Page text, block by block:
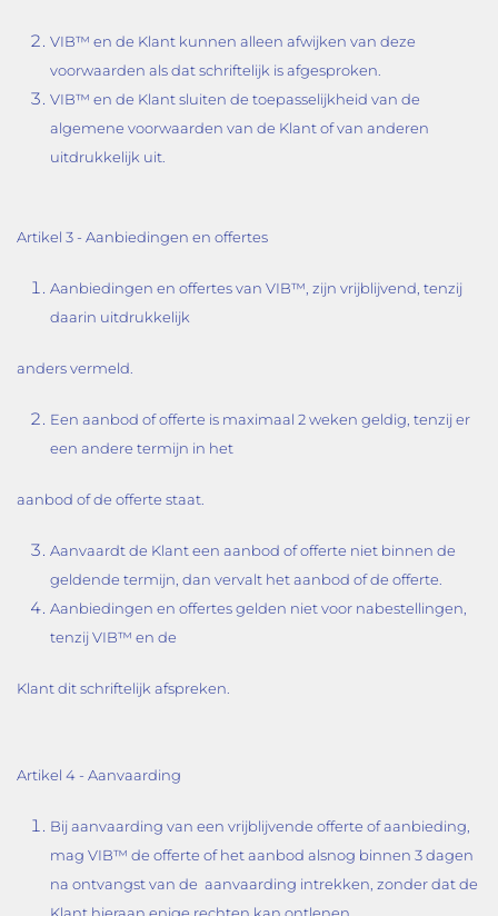
VIB™ en de Klant kunnen alleen afwijken van deze
voorwaarden als dat schriftelijk is afgesproken.
VIB™ en de Klant sluiten de toepasselijkheid van de
algemene voorwaarden van de Klant of van anderen
uitdrukkelijk uit.
Artikel 3 - Aanbiedingen en offertes
Aanbiedingen en offertes van VIB™, zijn vrijblijvend, tenzij
daarin uitdrukkelijk
anders vermeld.
Een aanbod of offerte is maximaal 2 weken geldig, tenzij er
een andere termijn in het
aanbod of de offerte staat.
Aanvaardt de Klant een aanbod of offerte niet binnen de
geldende termijn, dan vervalt het aanbod of de offerte.
Aanbiedingen en offertes gelden niet voor nabestellingen,
tenzij VIB™ en de
Klant dit schriftelijk afspreken.
Artikel 4 - Aanvaarding
Bij aanvaarding van een vrijblijvende offerte of aanbieding,
mag VIB™ de offerte of het aanbod alsnog binnen 3 dagen
na ontvangst van de aanvaarding intrekken, zonder dat de